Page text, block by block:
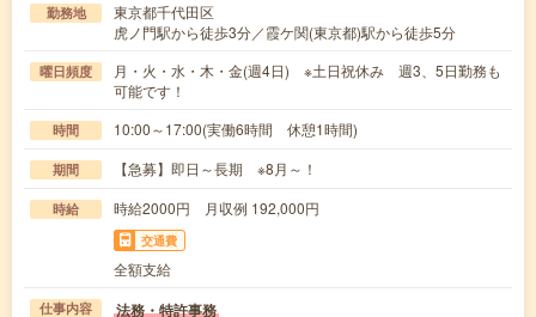
勤務地
東京都千代田区
虎ノ門駅から徒歩3分／霞ケ関(東京都)駅から徒歩5分
曜日頻度
月・火・水・木・金(週4日) ※土日祝休み 週3、5日勤務も
可能です！
時間 10:00～17:00(実働6時間 休憩1時間)
期間 【急募】即日～長期 ※8月～！
時給 時給2000円 月収例 192,000円
交通費
全額支給
仕事内容 法務・特許事務